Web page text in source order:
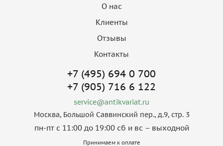
О нас
Клиенты
Отзывы
Контакты
+7 (495) 694 0 700
+7 (905) 716 6 122
service@antikvariat.ru
Москва, Большой Саввинский пер., д.9, стр. 3
пн-пт с 11:00 до 19:00 сб и вс – выходной
Принимаем к оплате